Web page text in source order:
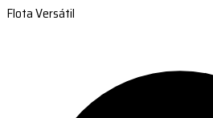
Flota Versátil